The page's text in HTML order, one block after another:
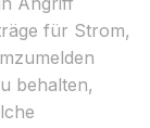
für Strom,
behalten,